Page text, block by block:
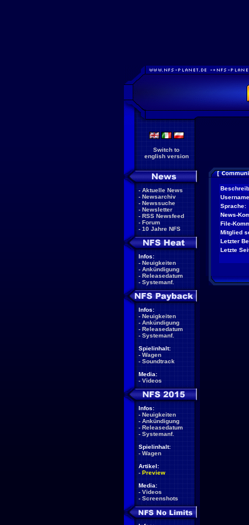
Switch to
english version
- Aktuelle News
- Newsarchiv
- Newssuche
- Newsletter
- RSS Newsfeed
- Forum
- 10 Jahre NFS
Infos:
- Neuigkeiten
- Ankündigung
- Releasedatum
- Systemanf.
Infos:
- Neuigkeiten
- Ankündigung
- Releasedatum
- Systemanf.
Spielinhalt:
- Wagen
- Soundtrack
Media:
- Videos
Infos:
- Neuigkeiten
- Ankündigung
- Releasedatum
- Systemanf.
Spielinhalt:
- Wagen
Artikel:
- Preview
Media:
- Videos
- Screenshots
Sprache:
News-
File-
Mitglied
Letzter
Letzte